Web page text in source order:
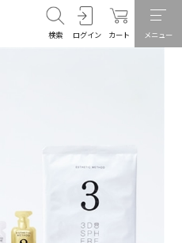
検索 ログイン カート メニュー